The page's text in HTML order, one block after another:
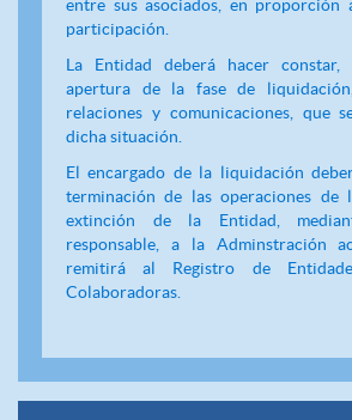
entre sus asociados, en proporción
participación.
La Entidad deberá hacer
apertura de la fase de
relaciones y comunicaciones, que
dicha situación.
El encargado de la liquidación
terminación de las operaciones de
extinción de la Entidad,
responsable, a la Adminstración
remitirá al Registro de
Colaboradoras.